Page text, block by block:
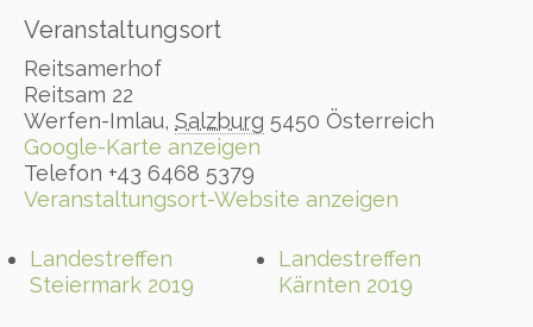
Veranstaltungsort
Reitsamerhof
Reitsam 22
Werfen-Imlau, Salzburg 5450 Österreich
Google-Karte anzeigen
Telefon +43 6468 5379
Veranstaltungsort-Website anzeigen
Landestreffen
Steiermark 2019
Landestreffen
Kärnten 2019